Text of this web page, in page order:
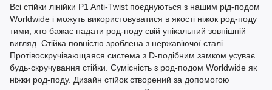
Всі стійки лінійки P1 Anti-Twist поєднуються з нашим рід-подом
Worldwide і можуть використовуватися в якості ніжок род-поду
тими, хто бажає надати род-поду свій унікальний зовнішній
вигляд. Стійка повністю зроблена з нержавіючої сталі.
Протівоскручівающаяся система з D-подібним замком усуває
будь-скручування стійки. Сумісність з род-подом Worldwide як
ніжки род-поду. Дизайн стійок створений за допомогою